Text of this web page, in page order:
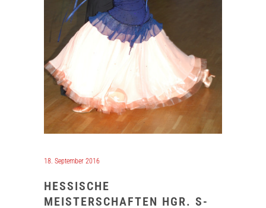
18. September 2016
HESSISCHE
MEISTERSCHAFTEN HGR. S-